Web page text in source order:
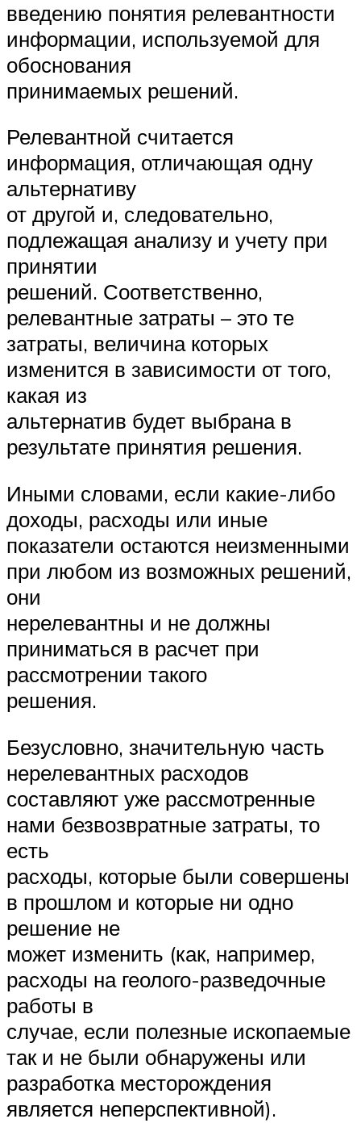
введению понятия релевантности
информации, используемой для
обоснования
принимаемых решений.
Релевантной считается
информация, отличающая одну
альтернативу
от другой и, следовательно,
подлежащая анализу и учету при
принятии
решений. Соответственно,
релевантные затраты – это те
затраты, величина которых
изменится в зависимости от того,
какая из
альтернатив будет выбрана в
результате принятия решения.
Иными словами, если какие-либо
доходы, расходы или иные
показатели остаются неизменными
при любом из возможных решений,
они
нерелевантны и не должны
приниматься в расчет при
рассмотрении такого
решения.
Безусловно, значительную часть
нерелевантных расходов
составляют уже рассмотренные
нами безвозвратные затраты, то
есть
расходы, которые были совершены
в прошлом и которые ни одно
решение не
может изменить (как, например,
расходы на геолого-разведочные
работы в
случае, если полезные ископаемые
так и не были обнаружены или
разработка месторождения
является неперспективной).